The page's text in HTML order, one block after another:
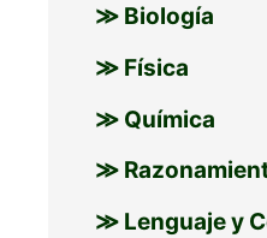
≫ Biología
≫ Física
≫ Química
≫
≫ Lenguaje y